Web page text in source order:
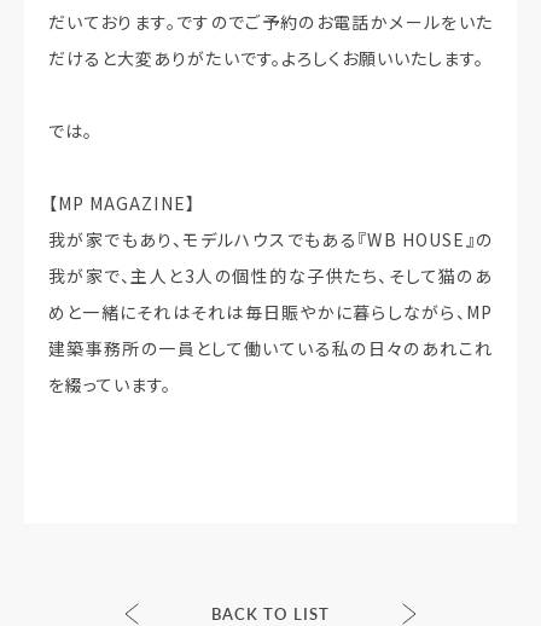
だいております。ですのでご予約のお電話かメールをいた
だけると大変ありがたいです。よろしくお願いいたします。
では。
【MP MAGAZINE】
我が家でもあり、モデルハウスでもある『WB HOUSE』の
我が家で、主人と3人の個性的な子供たち、そして猫のあ
めと一緒にそれはそれは毎日賑やかに暮らしながら、MP
建築事務所の一員として働いている私の日々のあれこれ
を綴っています。
BACK TO LIST